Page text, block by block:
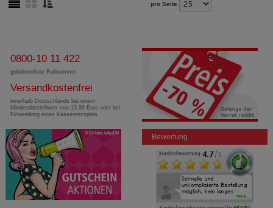
pro Seite
0800-10 11 422
gebührenfreie Rufnummer
Versandkostenfrei
innerhalb Deutschlands bei einem
Mindestbestellwert von 13,99 Euro oder bei
Einsendung eines Kassenrezeptes
Bewertung